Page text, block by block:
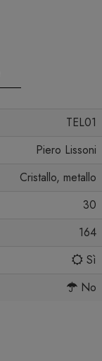
TEL01
Piero Lissoni
Cristallo, metallo
30
164
Sì
No